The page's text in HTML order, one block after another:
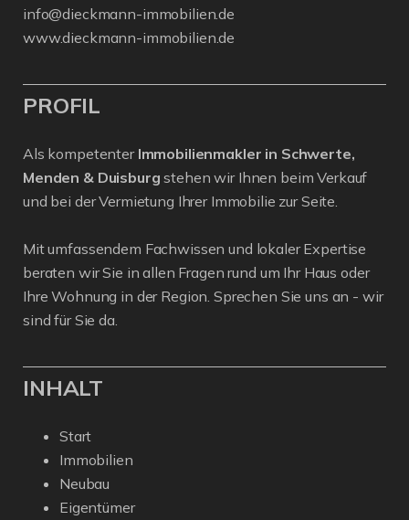
info@dieckmann-immobilien.de
www.dieckmann-immobilien.de
PROFIL
Als kompetenter Immobilienmakler in Schwerte,
Menden & Duisburg stehen wir Ihnen beim Verkauf
und bei der Vermietung Ihrer Immobilie zur Seite.
Mit umfassendem Fachwissen und lokaler Expertise
beraten wir Sie in allen Fragen rund um Ihr Haus oder
Ihre Wohnung in der Region. Sprechen Sie uns an - wir
sind für Sie da.
INHALT
Start
Immobilien
Neubau
Eigentümer